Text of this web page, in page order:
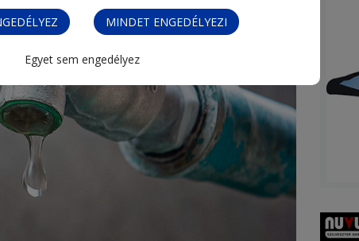
MINDET ENGEDÉLYEZI
Egyet sem engedélyez